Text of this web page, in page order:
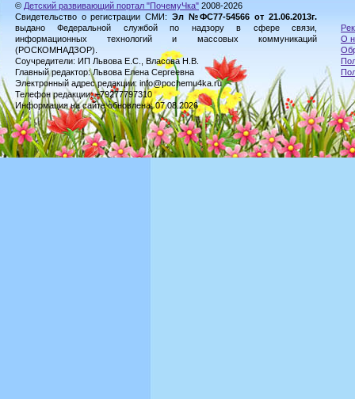
© Детский развивающий портал "ПочемуЧка" 2008-2026
Свидетельство о регистрации СМИ: Эл №ФС77-54566 от 21.06.2013г.
выдано Федеральной службой по надзору в сфере связи,
информационных технологий и массовых коммуникаций
(РОСКОМНАДЗОР).
Соучредители: ИП Львова Е.С., Власова Н.В.
Главный редактор: Львова Елена Сергеевна
Электронный адрес редакции: info@pochemu4ka.ru
Телефон редакции: +79277797310
Информация на сайте обновлена: 07.08.2026
О